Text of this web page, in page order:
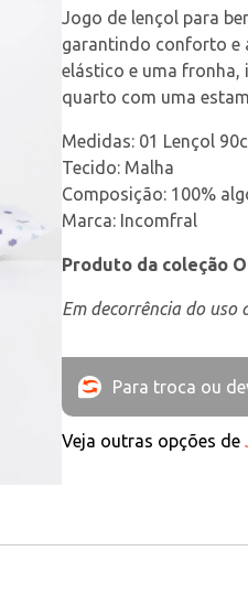
Jogo de lençol para
garantindo conforto e
elástico e uma fronha,
quarto com uma
Medidas: 01 Lençol
Tecido: Malha
Composição: 100%
Marca: Incomfral
Produto da coleção
Em decorrência do uso
Para troca ou
Veja outras opções de